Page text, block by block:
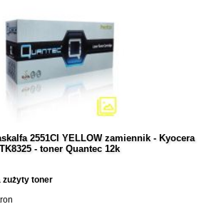
2551CI YELLOW zamiennik - Kyocera
TK8325 - toner Quantec 12k
zużyty toner